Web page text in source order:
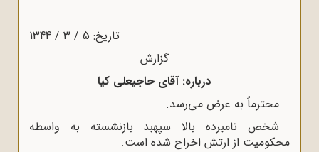
تاریخ: 5 / 3 / 1344
گزارش
درباره: آقای حاجیعلی کیا
محترماً به عرض می‌رسد.
شخص نامبرده بالا سپهبد بازنشسته به واسطه
محکومیت از ارتش اخراج شده است.